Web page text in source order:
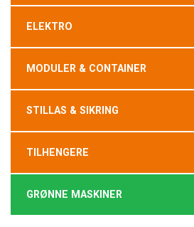
ELEKTRO
MODULER & CONTAINER
STILLAS & SIKRING
TILHENGERE
GRØNNE MASKINER